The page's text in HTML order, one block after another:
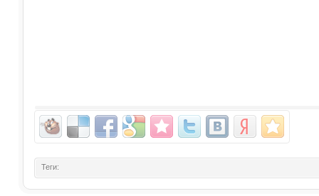
Теги: